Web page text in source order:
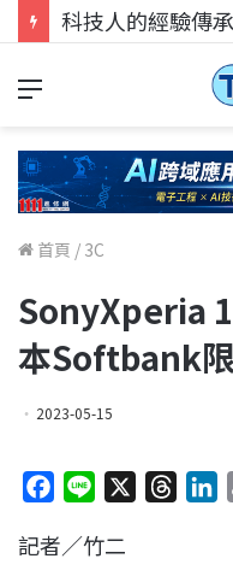
首頁 / 3C
SonyXperia
本Softbank
2023-05-15
c
n
記者／竹二